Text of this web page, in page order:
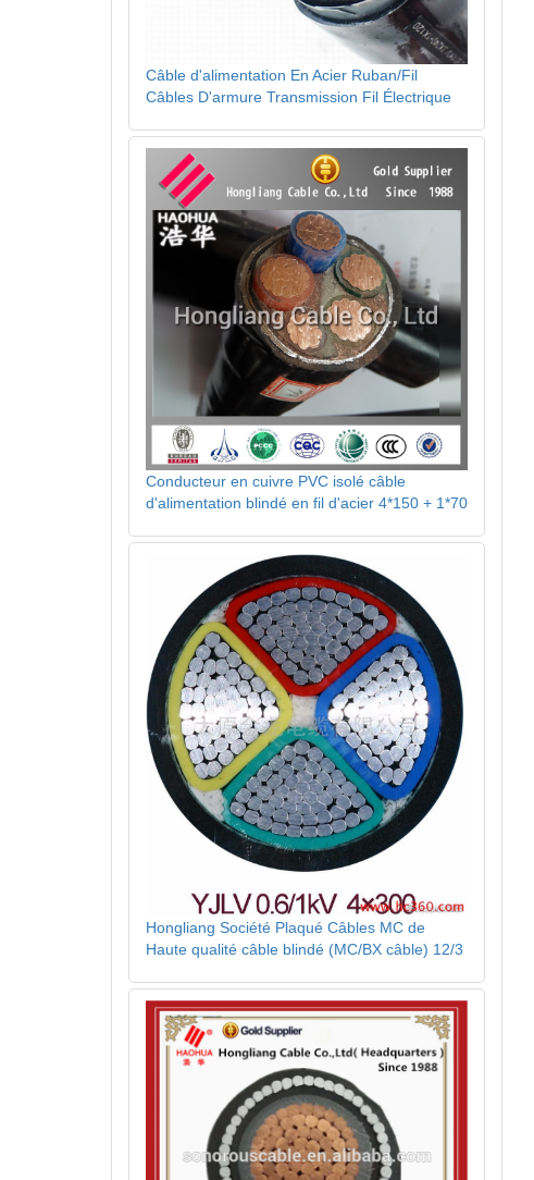
Câble d'alimentation En Acier Ruban/Fil
Câbles D'armure Transmission Fil Électrique
Conducteur en cuivre PVC isolé câble
d'alimentation blindé en fil d'acier 4*150 + 1*70
Hongliang Société Plaqué Câbles MC de
Haute qualité câble blindé (MC/BX câble) 12/3